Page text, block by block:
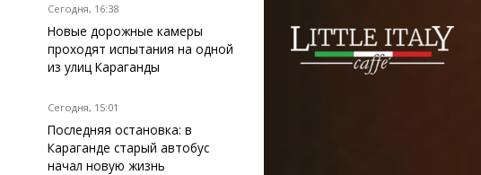
Сегодня, 16:38
Новые дорожные камеры
проходят испытания на одной
из улиц Караганды
Сегодня, 15:01
Последняя остановка: в
Караганде старый автобус
начал новую жизнь